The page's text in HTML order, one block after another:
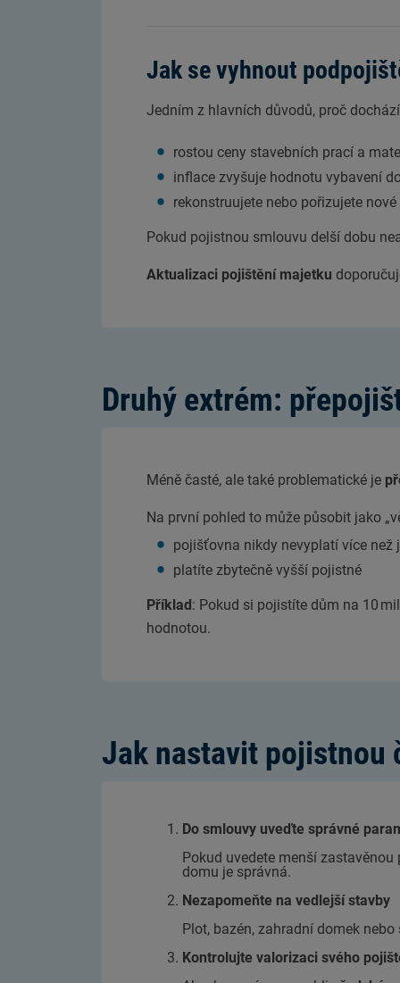
Jak se vyhnout
Jedním z hlavních důvodů, proč
rostou ceny stavebních prací a
inflace zvyšuje hodnotu vybavení
rekonstruujete nebo pořizujete
Pokud pojistnou smlouvu delší dobu
Aktualizaci pojištění majetku
Druhý extrém:
Méně časté, ale také problematické je
Na první pohled to může působit jako
pojišťovna nikdy nevyplatí více než
platíte zbytečně vyšší pojistné
Příklad: Pokud si pojistíte dům na 10
hodnotou.
Jak nastavit pojistnou
Do smlouvy uveďte správné
Pokud uvedete menší
domu je správná.
Nezapomeňte na vedlejší stavby
Plot, bazén, zahradní domek
Kontrolujte valorizaci svého